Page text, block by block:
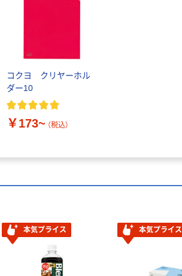
コクヨ クリヤーホル
ダー10
￥173~ （税込）
本気プライス 本気プライス